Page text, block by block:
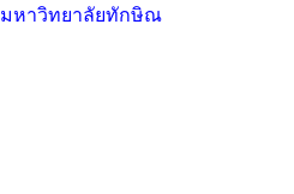
มหาวิทยาลัยทักษิณ